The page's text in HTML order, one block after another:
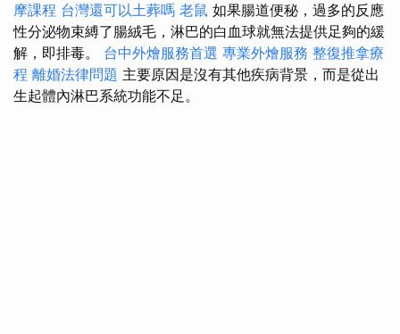
摩課程 台灣還可以土葬嗎 老鼠 如果腸道便秘，過多的反應
性分泌物束縛了腸絨毛，淋巴的白血球就無法提供足夠的緩
解，即排毒。 台中外燴服務首選 專業外燴服務 整復推拿療
程 離婚法律問題 主要原因是沒有其他疾病背景，而是從出
生起體內淋巴系統功能不足。